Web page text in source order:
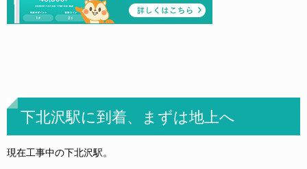
下北沢駅に到着、まずは地上へ
現在工事中の下北沢駅。